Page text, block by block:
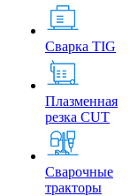
Сварка TIG
Плазменная
резка CUT
Сварочные
тракторы